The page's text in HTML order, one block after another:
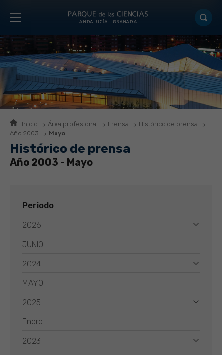
Inicio Área profesional Prensa
Histórico de prensa
Año 2003
Mayo
Histórico de prensa
Año 2003 - Mayo
Periodo
2026
JUNIO
2024
MAYO
2025
Enero
2023